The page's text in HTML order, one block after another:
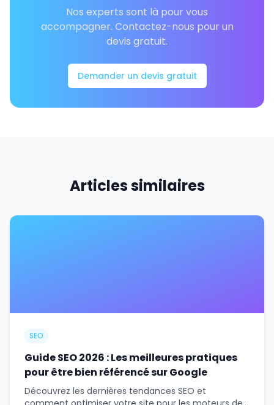
Nos experts sont là pour vous
accompagner. Contactez-nous pour un
devis gratuit.
Demander un devis gratuit
Articles similaires
SEO
Guide SEO 2026 : Les meilleures pratiques
pour être bien référencé sur Google
Découvrez les dernières tendances SEO et